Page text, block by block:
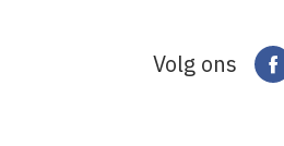
Volg ons